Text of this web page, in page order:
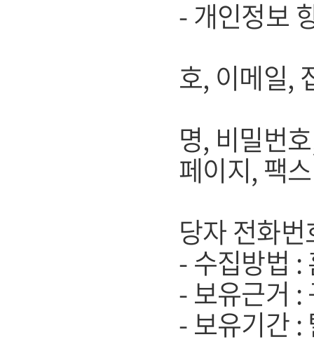
- 개인정보
호, 이메일,
명, 비밀번
페이지, 팩
당자 전화
- 수집방법 :
- 보유근거 :
- 보유기간 :